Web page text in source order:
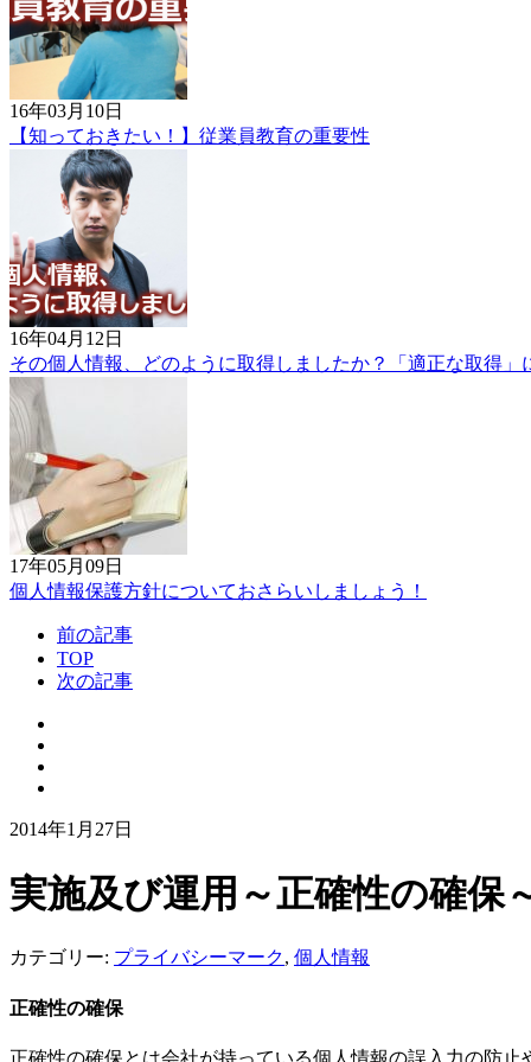
16年03月10日
【知っておきたい！】従業員教育の重要性
16年04月12日
その個人情報、どのように取得しましたか？「適正な取得」
17年05月09日
個人情報保護方針についておさらいしましょう！
前の記事
TOP
次の記事
2014年1月27日
実施及び運用～正確性の確保
カテゴリー: プライバシーマーク, 個人情報
正確性の確保
正確性の確保とは会社が持っている個人情報の誤入力の防止